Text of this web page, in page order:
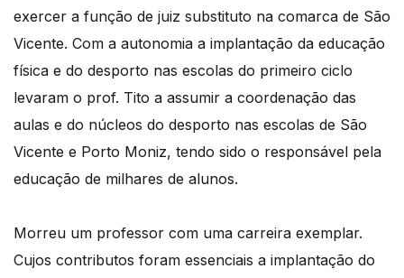
exercer a função de juiz substituto na comarca de São
Vicente. Com a autonomia a implantação da educação
física e do desporto nas escolas do primeiro ciclo
levaram o prof. Tito a assumir a coordenação das
aulas e do núcleos do desporto nas escolas de São
Vicente e Porto Moniz, tendo sido o responsável pela
educação de milhares de alunos.
Morreu um professor com uma carreira exemplar.
Cujos contributos foram essenciais a implantação do